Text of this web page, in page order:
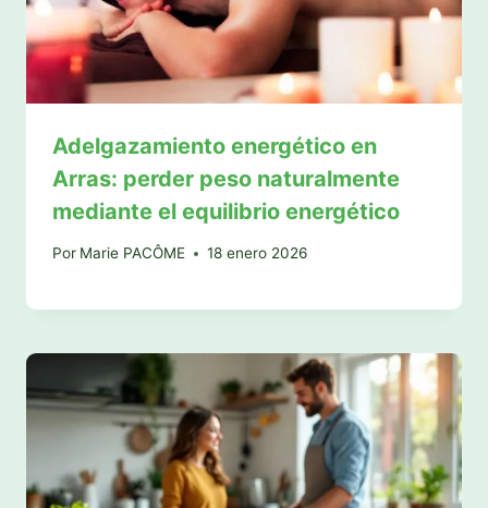
Adelgazamiento energético en
Arras: perder peso naturalmente
mediante el equilibrio energético
Por Marie PACÔME 18 enero 2026